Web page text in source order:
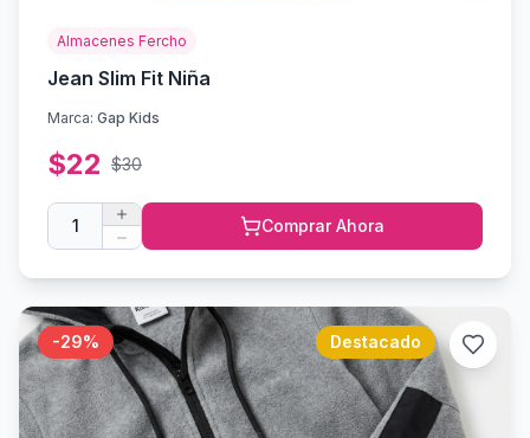
Almacenes Fercho
Jean Slim Fit Niña
Marca: Gap Kids
$22 $30
1 Comprar Ahora
-29% Destacado